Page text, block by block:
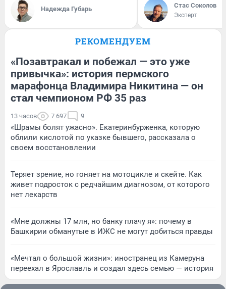
Надежда Губарь Стас Соколов
Эксперт
РЕКОМЕНДУЕМ
«Позавтракал и побежал — это уже
привычка»: история пермского
марафонца Владимира Никитина — он
стал чемпионом РФ 35 раз
13 часов 7 697 9
«Шрамы болят ужасно». Екатеринбурженка, которую
облили кислотой по указке бывшего, рассказала о
своем восстановлении
Теряет зрение, но гоняет на мотоцикле и скейте. Как
живет подросток с редчайшим диагнозом, от которого
нет лекарств
«Мне должны 17 млн, но банку плачу я»: почему в
Башкирии обманутые в ИЖС не могут добиться правды
«Мечтал о большой жизни»: иностранец из Камеруна
переехал в Ярославль и создал здесь семью — история